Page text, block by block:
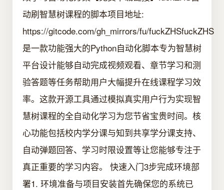
动刷智慧树课程的脚本项目地址:
https://gitcode.com/gh_mirrors/fu/fuckZHSfuckZHS
是一款功能强大的Python自动化脚本专为智慧树
平台设计能够自动完成视频观看、章节学习和测
验答题等任务帮助用户大幅提升在线课程学习效
率。这款开源工具通过模拟真实用户行为实现智
慧树课程的全自动化学习为您节省宝贵时间。核
心功能包括校内学分课与知到共享学分课支持、
自动弹题回答、学习时限设置等让您能够专注于
真正重要的学习内容。 快速入门3步完成环境部
署1. 环境准备与项目安装首先确保您的系统已